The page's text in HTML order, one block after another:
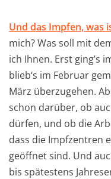
Und das Impfen, was
mich? Was soll mit
ich Ihnen. Erst ging’s
blieb‘s im Februar
März überzugehen.
schon darüber, ob
dürfen, und ob die
dass die Impfzentren
geöffnet sind. Und
bis spätestens